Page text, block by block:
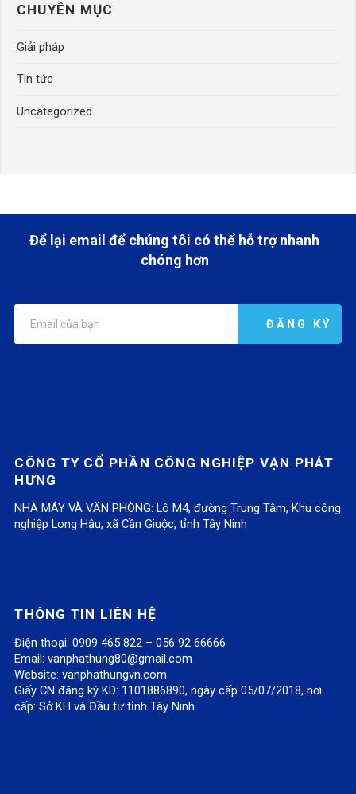
CHUYÊN MỤC
Giải pháp
Tin tức
Uncategorized
Để lại email để chúng tôi có thể hỗ trợ nhanh
chóng hơn
CÔNG TY CỔ PHẦN CÔNG NGHIỆP VẠN PHÁT
HƯNG
NHÀ MÁY VÀ VĂN PHÒNG: Lô M4, đường Trung Tâm, Khu công
nghiệp Long Hậu, xã Cần Giuộc, tỉnh Tây Ninh
THÔNG TIN LIÊN HỆ
Điện thoại: 0909 465 822 – 056 92 66666
Email:vanphathung80@gmail.com
Website:vanphathungvn.com
Giấy CN đăng ký KD: 1101886890, ngày cấp 05/07/2018, nơi
cấp: Sở KH và Đầu tư tỉnh Tây Ninh